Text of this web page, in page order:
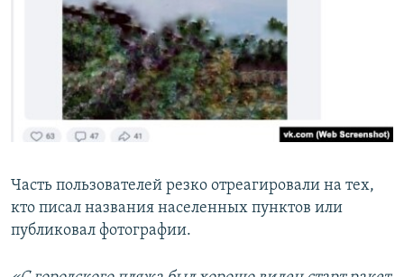
Часть пользователей резко отреагировали на тех,
кто писал названия населенных пунктов или
публиковал фотографии.